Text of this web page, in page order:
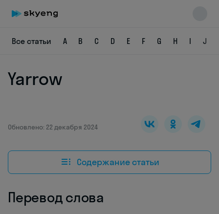
Все статьи A B C D E F G H I J
Yarrow
Обновлено: 22 декабря 2024
Содержание статьи
Перевод слова